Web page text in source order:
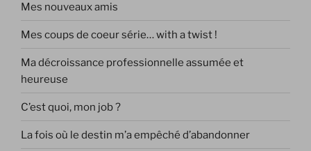
Mes nouveaux amis
Mes coups de coeur série… with a twist !
Ma décroissance professionnelle assumée et
heureuse
C’est quoi, mon job ?
La fois où le destin m’a empêché d’abandonner